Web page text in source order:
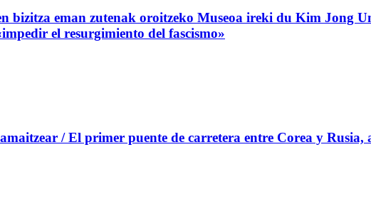
bizitza eman zutenak oroitzeko Museoa ireki du Kim Jong
el resurgimiento del fascismo»
/ El primer puente de carretera entre Corea y